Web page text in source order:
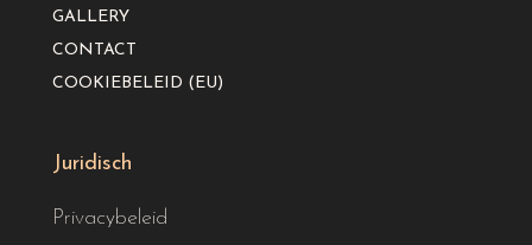
GALLERY
CONTACT
COOKIEBELEID (EU)
Juridisch
Privacybeleid